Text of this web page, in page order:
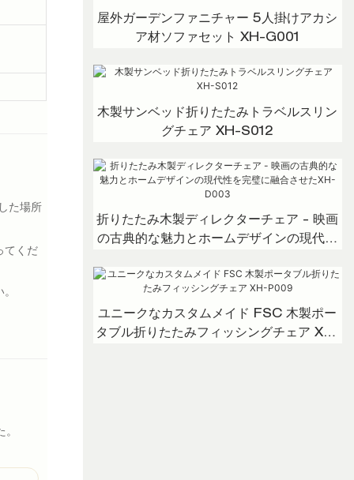
た場所
てくだ
。
屋外ガーデンファニチャー 5人掛けアカシ
ア材ソファセット XH-G001
木製サンベッド折りたたみトラベルスリン
グチェア XH-S012
折りたたみ木製ディレクターチェア - 映画
の古典的な魅力とホームデザインの現代性
ユニークなカスタムメイド FSC 木製ポー
タブル折りたたみフィッシングチェア XH-